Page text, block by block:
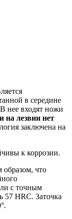
в середине
нее входят ножи
на лезвии нет
заключена на
к коррозии.
образом, что
с точным
57 HRC. Заточка